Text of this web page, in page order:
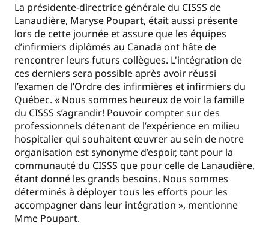
La présidente-directrice générale du CISSS de
Lanaudière, Maryse Poupart, était aussi présente
lors de cette journée et assure que les équipes
d’infirmiers diplômés au Canada ont hâte de
rencontrer leurs futurs collègues. L'intégration de
ces derniers sera possible après avoir réussi
l’examen de l’Ordre des infirmières et infirmiers du
Québec. « Nous sommes heureux de voir la famille
du CISSS s’agrandir! Pouvoir compter sur des
professionnels détenant de l’expérience en milieu
hospitalier qui souhaitent œuvrer au sein de notre
organisation est synonyme d’espoir, tant pour la
communauté du CISSS que pour celle de Lanaudière,
étant donné les grands besoins. Nous sommes
déterminés à déployer tous les efforts pour les
accompagner dans leur intégration », mentionne
Mme Poupart.